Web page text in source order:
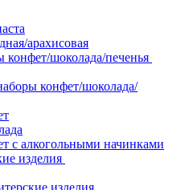
арахисовая
шоколада/печенья
конфет/шоколада/
с алкогольными начинками
изделия
изделия